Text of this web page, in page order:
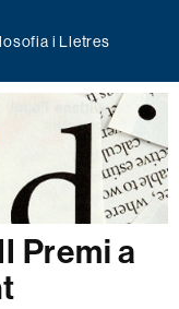
i Lletres
Premi a